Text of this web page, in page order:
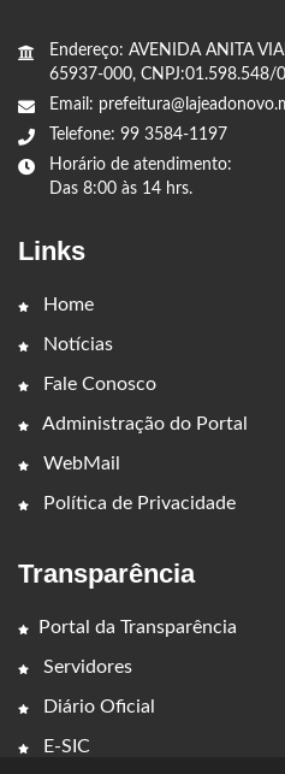
Endereço: AVENIDA ANITA
65937-000, CNPJ:01.598.548/
Email:
Telefone: 99 3584-1197
Horário de atendimento:
Das 8:00 às 14 hrs.
Links
Home
Notícias
Fale Conosco
Administração do Portal
WebMail
Política de Privacidade
Transparência
Portal da Transparência
Servidores
Diário Oficial
E-SIC